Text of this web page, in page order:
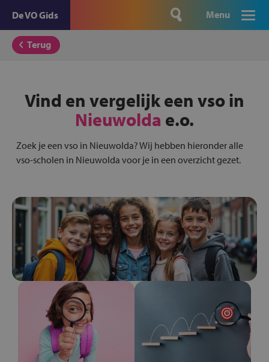
De VO Gids Menu
Terug
Vind en vergelijk een vso in
Nieuwolda e.o.
Zoek je een vso in Nieuwolda? Wij hebben hieronder alle
vso-scholen in Nieuwolda voor je in een overzicht gezet.